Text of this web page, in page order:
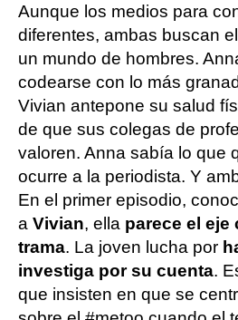
Aunque los medios para
diferentes, ambas buscan
un mundo de hombres.
codearse con lo más
Vivian antepone su salud
de que sus colegas de
valoren. Anna sabía lo que
ocurre a la periodista. Y
En el primer episodio,
a Vivian, ella parece el eje
trama. La joven lucha por
investiga por su cuenta.
que insisten en que se